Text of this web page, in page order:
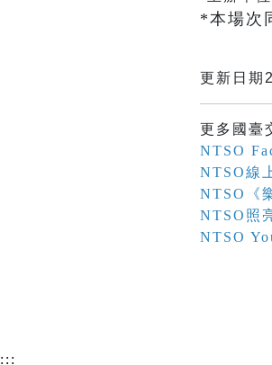
*本場次
更新日期
更多國臺
NTSO
NTSO線
NTSO《
NTSO照
NTSO
:::